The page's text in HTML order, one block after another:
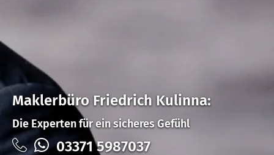
Maklerbüro Friedrich Kulinna:
Die Experten für ein sicheres Gefühl
03371 5987037